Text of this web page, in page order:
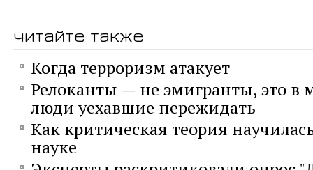
читайте также
Когда терроризм атакует
Релоканты — не эмигранты, это в
люди уехавшие пережидать
Как критическая теория
науке